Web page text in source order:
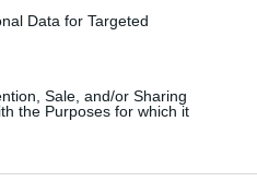
Data for Targeted
Sale, and/or Sharing
the Purposes for which it
il Gruppo Fs è il
dello Stato
Ad Luigi
ferroviaria –